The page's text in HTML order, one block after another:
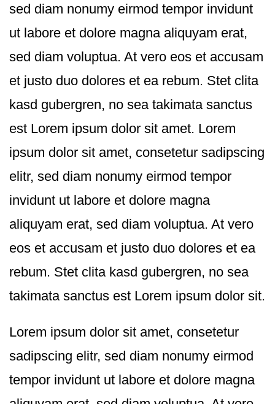
sed diam nonumy eirmod tempor invidunt
ut labore et dolore magna aliquyam erat,
sed diam voluptua. At vero eos et accusam
et justo duo dolores et ea rebum. Stet clita
kasd gubergren, no sea takimata sanctus
est Lorem ipsum dolor sit amet. Lorem
ipsum dolor sit amet, consetetur sadipscing
elitr, sed diam nonumy eirmod tempor
invidunt ut labore et dolore magna
aliquyam erat, sed diam voluptua. At vero
eos et accusam et justo duo dolores et ea
rebum. Stet clita kasd gubergren, no sea
takimata sanctus est Lorem ipsum dolor sit.
Lorem ipsum dolor sit amet, consetetur
sadipscing elitr, sed diam nonumy eirmod
tempor invidunt ut labore et dolore magna